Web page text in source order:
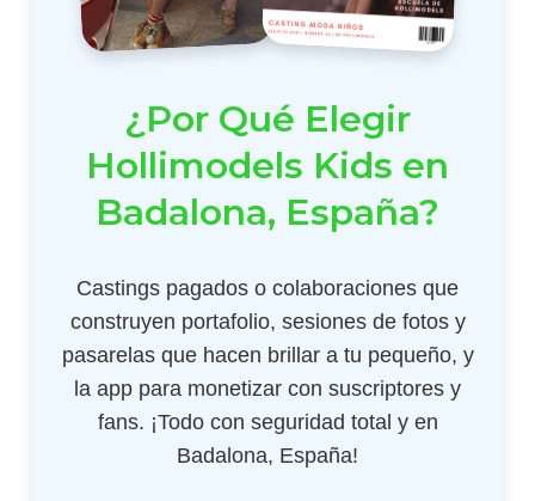
¿Por Qué Elegir
Hollimodels Kids en
Badalona, España?
Castings pagados o colaboraciones que
construyen portafolio, sesiones de fotos y
pasarelas que hacen brillar a tu pequeño, y
la app para monetizar con suscriptores y
fans. ¡Todo con seguridad total y en
Badalona, España!